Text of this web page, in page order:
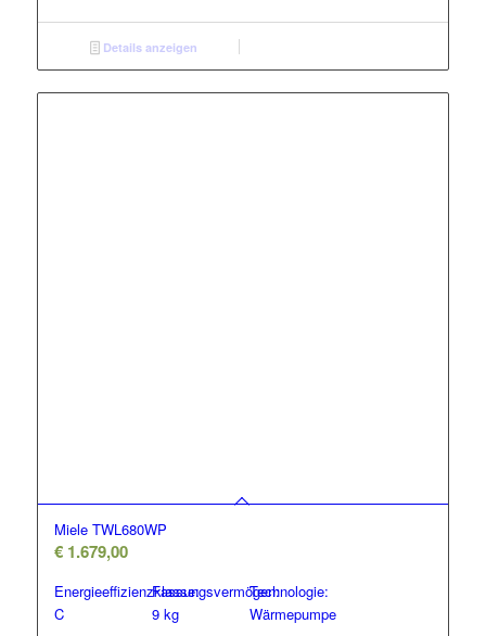
Details anzeigen
Miele TWL680WP
€1.679,00
Energieeffizienzklasse:
C
Fassungsvermögen:
9 kg
Technologie:
Wärmepumpe